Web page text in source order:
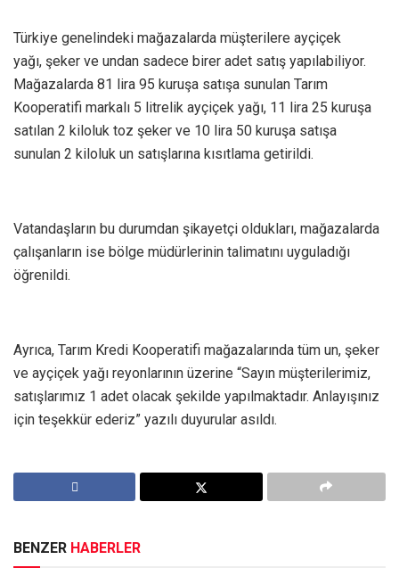
Türkiye genelindeki mağazalarda müşterilere ayçiçek
yağı, şeker ve undan sadece birer adet satış yapılabiliyor.
Mağazalarda 81 lira 95 kuruşa satışa sunulan Tarım
Kooperatifi markalı 5 litrelik ayçiçek yağı, 11 lira 25 kuruşa
satılan 2 kiloluk toz şeker ve 10 lira 50 kuruşa satışa
sunulan 2 kiloluk un satışlarına kısıtlama getirildi.
Vatandaşların bu durumdan şikayetçi oldukları, mağazalarda
çalışanların ise bölge müdürlerinin talimatını uyguladığı
öğrenildi.
Ayrıca, Tarım Kredi Kooperatifi mağazalarında tüm un, şeker
ve ayçiçek yağı reyonlarının üzerine “Sayın müşterilerimiz,
satışlarımız 1 adet olacak şekilde yapılmaktadır. Anlayışınız
için teşekkür ederiz” yazılı duyurular asıldı.
BENZER HABERLER